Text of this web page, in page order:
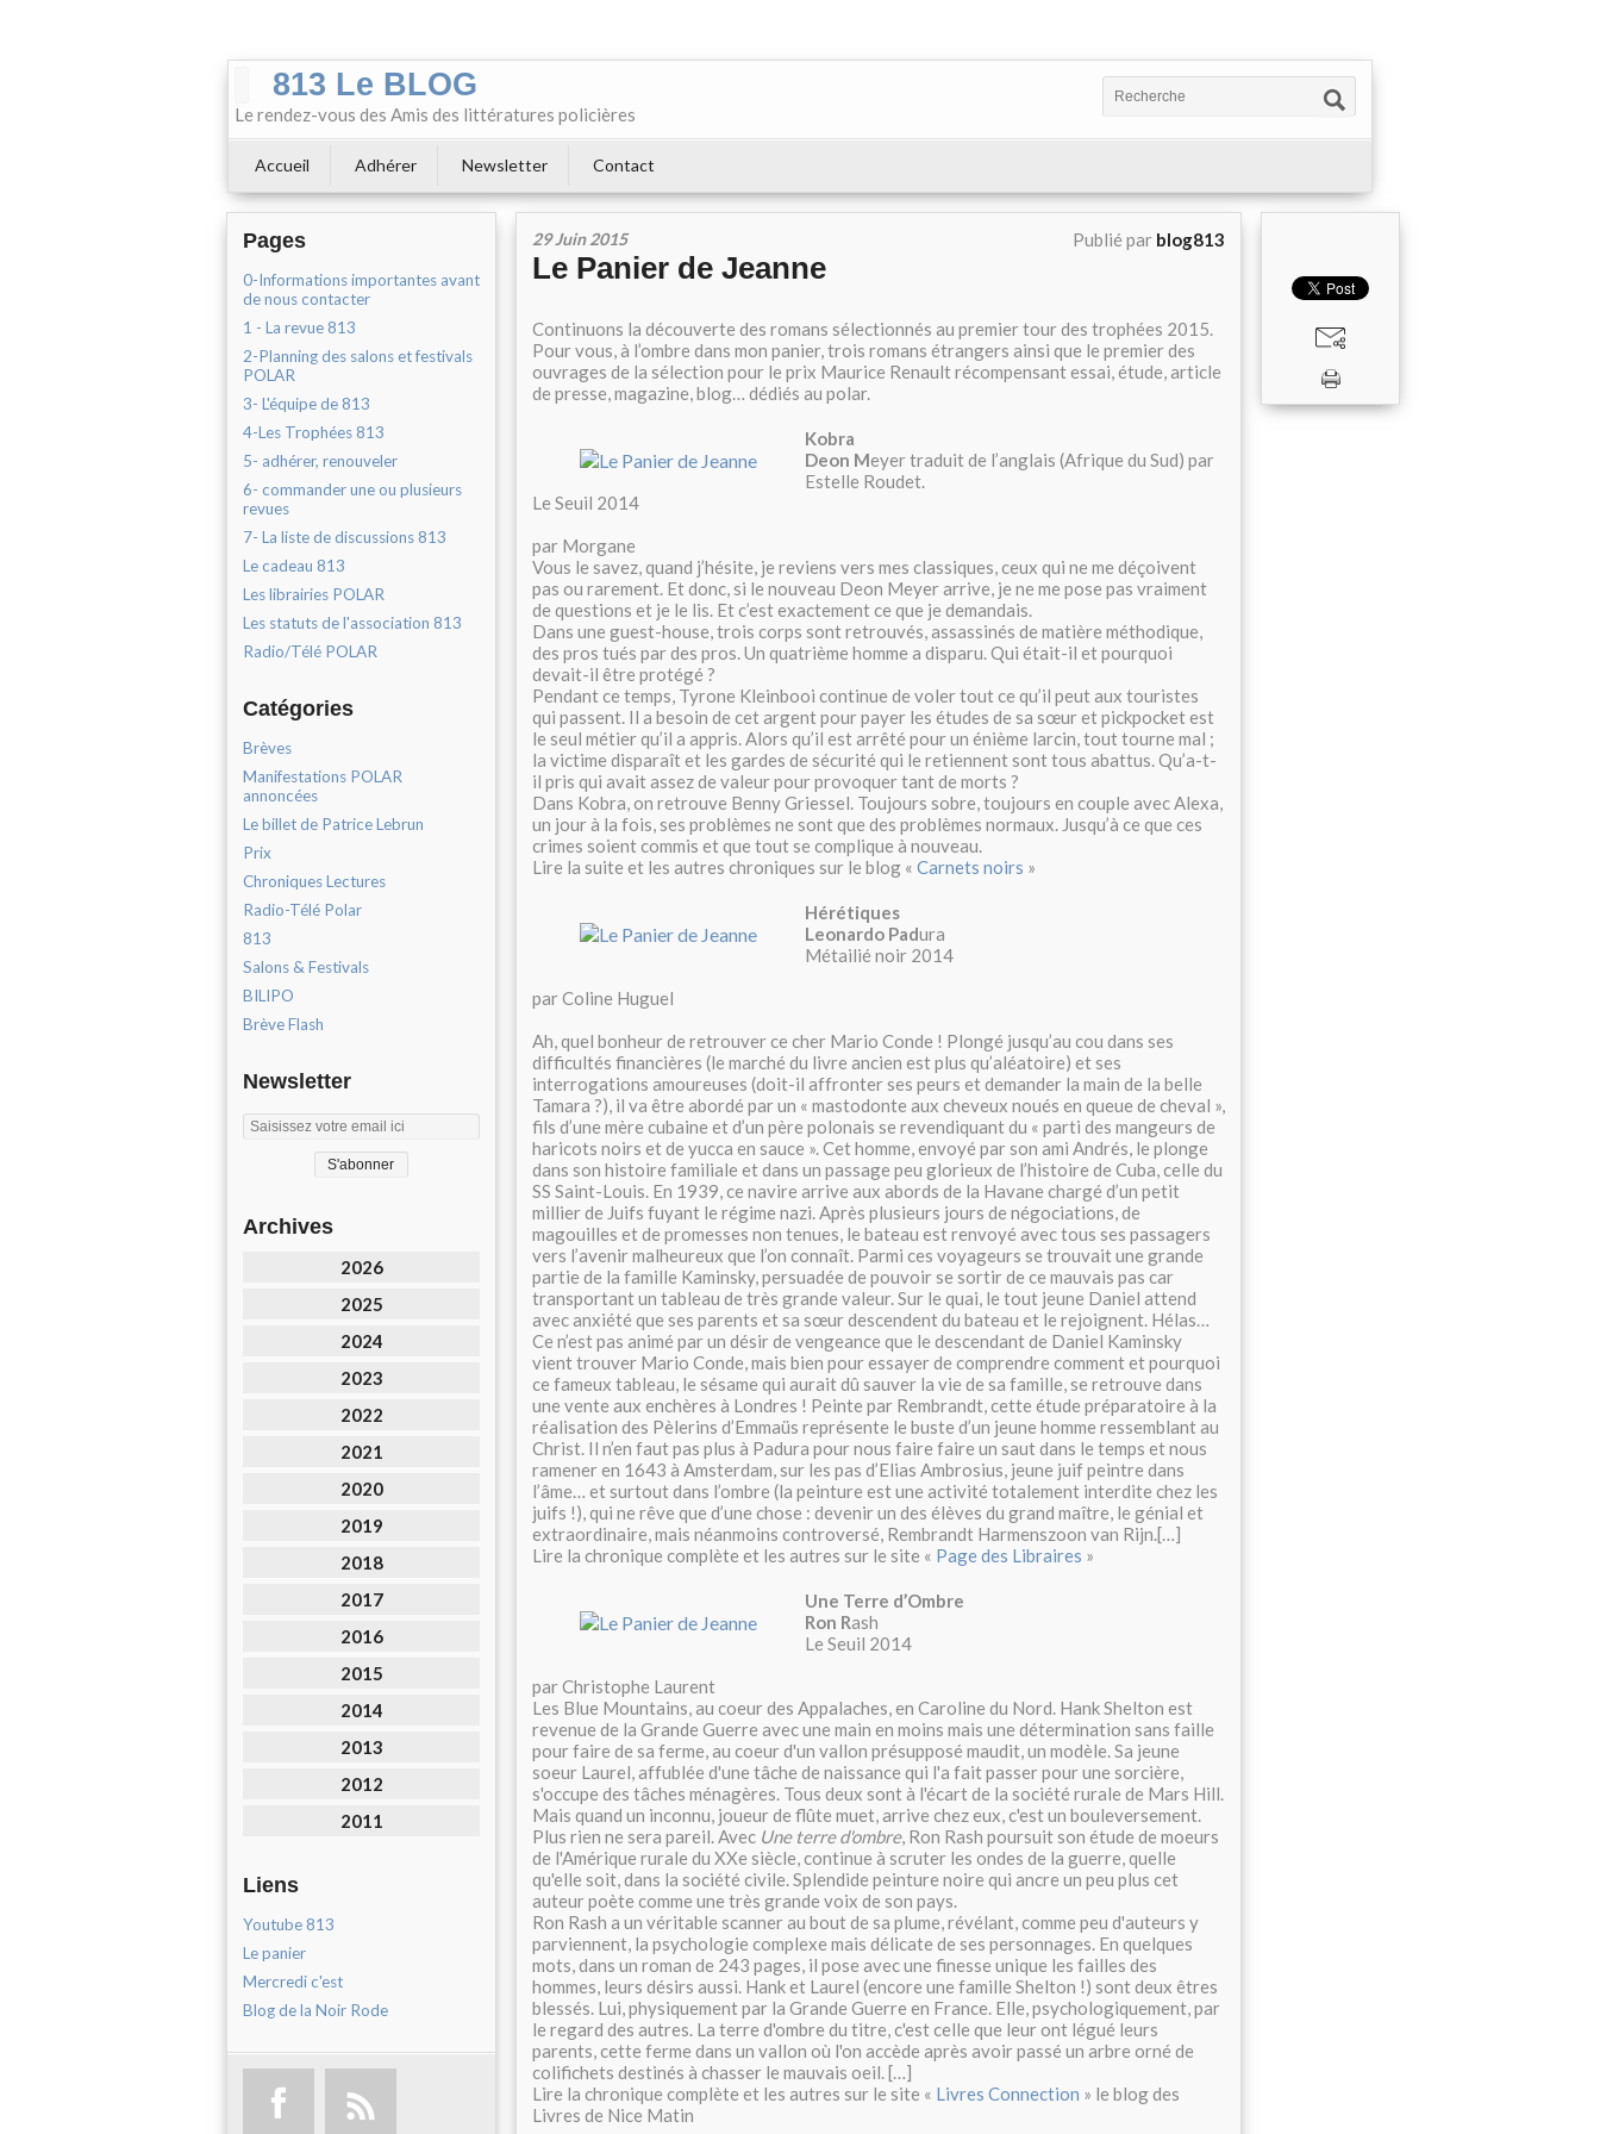
813 Le BLOG
Le rendez-vous des Amis des littératures policières
Accueil Adhérer Newsletter Contact
Pages
0-Informations importantes avant
de nous contacter
1 - La revue 813
2-Planning des salons et festivals
POLAR
3- L'équipe de 813
4-Les Trophées 813
5- adhérer, renouveler
6- commander une ou plusieurs
revues
7- La liste de discussions 813
Le cadeau 813
Les librairies POLAR
Les statuts de l'association 813
Radio/Télé POLAR
Catégories
Brèves
Manifestations POLAR
annoncées
Le billet de Patrice Lebrun
Prix
Chroniques Lectures
Radio-Télé Polar
813
Salons & Festivals
BILIPO
Brève Flash
Newsletter
Archives
2026
2025
2024
2023
2022
2021
2020
2019
2018
2017
2016
2015
2014
2013
2012
2011
Liens
Youtube 813
Le panier
Mercredi c'est
Blog de la Noir Rode
29 Juin 2015 Publié par blog813
Le Panier de Jeanne
Continuons la découverte des romans sélectionnés au premier tour des trophées 2015.
Pour vous, à l’ombre dans mon panier, trois romans étrangers ainsi que le premier des
ouvrages de la sélection pour le prix Maurice Renault récompensant essai, étude, article
de presse, magazine, blog… dédiés au polar.
Kobra
Deon Meyer traduit de l’anglais (Afrique du Sud) par
Estelle Roudet.
Le Seuil 2014
par Morgane
Vous le savez, quand j’hésite, je reviens vers mes classiques, ceux qui ne me déçoivent
pas ou rarement. Et donc, si le nouveau Deon Meyer arrive, je ne me pose pas vraiment
de questions et je le lis. Et c’est exactement ce que je demandais.
Dans une guest-house, trois corps sont retrouvés, assassinés de matière méthodique,
des pros tués par des pros. Un quatrième homme a disparu. Qui était-il et pourquoi
devait-il être protégé ?
Pendant ce temps, Tyrone Kleinbooi continue de voler tout ce qu’il peut aux touristes
qui passent. Il a besoin de cet argent pour payer les études de sa sœur et pickpocket est
le seul métier qu’il a appris. Alors qu’il est arrêté pour un énième larcin, tout tourne mal ;
la victime disparaît et les gardes de sécurité qui le retiennent sont tous abattus. Qu’a-t-
il pris qui avait assez de valeur pour provoquer tant de morts ?
Dans Kobra, on retrouve Benny Griessel. Toujours sobre, toujours en couple avec Alexa,
un jour à la fois, ses problèmes ne sont que des problèmes normaux. Jusqu’à ce que ces
crimes soient commis et que tout se complique à nouveau.
Lire la suite et les autres chroniques sur le blog « Carnets noirs »
Hérétiques
Leonardo Padura
Métailié noir 2014
par Coline Huguel
Ah, quel bonheur de retrouver ce cher Mario Conde ! Plongé jusqu’au cou dans ses
difficultés financières (le marché du livre ancien est plus qu’aléatoire) et ses
interrogations amoureuses (doit-il affronter ses peurs et demander la main de la belle
Tamara ?), il va être abordé par un « mastodonte aux cheveux noués en queue de cheval »,
fils d’une mère cubaine et d’un père polonais se revendiquant du « parti des mangeurs de
haricots noirs et de yucca en sauce ». Cet homme, envoyé par son ami Andrés, le plonge
dans son histoire familiale et dans un passage peu glorieux de l’histoire de Cuba, celle du
SS Saint-Louis. En 1939, ce navire arrive aux abords de la Havane chargé d’un petit
millier de Juifs fuyant le régime nazi. Après plusieurs jours de négociations, de
magouilles et de promesses non tenues, le bateau est renvoyé avec tous ses passagers
vers l’avenir malheureux que l’on connaît. Parmi ces voyageurs se trouvait une grande
partie de la famille Kaminsky, persuadée de pouvoir se sortir de ce mauvais pas car
transportant un tableau de très grande valeur. Sur le quai, le tout jeune Daniel attend
avec anxiété que ses parents et sa sœur descendent du bateau et le rejoignent. Hélas…
Ce n’est pas animé par un désir de vengeance que le descendant de Daniel Kaminsky
vient trouver Mario Conde, mais bien pour essayer de comprendre comment et pourquoi
ce fameux tableau, le sésame qui aurait dû sauver la vie de sa famille, se retrouve dans
une vente aux enchères à Londres ! Peinte par Rembrandt, cette étude préparatoire à la
réalisation des Pèlerins d’Emmaüs représente le buste d’un jeune homme ressemblant au
Christ. Il n’en faut pas plus à Padura pour nous faire faire un saut dans le temps et nous
ramener en 1643 à Amsterdam, sur les pas d’Elias Ambrosius, jeune juif peintre dans
l’âme… et surtout dans l’ombre (la peinture est une activité totalement interdite chez les
juifs !), qui ne rêve que d’une chose : devenir un des élèves du grand maître, le génial et
extraordinaire, mais néanmoins controversé, Rembrandt Harmenszoon van Rijn.[…]
Lire la chronique complète et les autres sur le site « Page des Libraires »
Une Terre d’Ombre
Ron Rash
Le Seuil 2014
par Christophe Laurent
Les Blue Mountains, au coeur des Appalaches, en Caroline du Nord. Hank Shelton est
revenue de la Grande Guerre avec une main en moins mais une détermination sans faille
pour faire de sa ferme, au coeur d'un vallon présupposé maudit, un modèle. Sa jeune
soeur Laurel, affublée d'une tâche de naissance qui l'a fait passer pour une sorcière,
s'occupe des tâches ménagères. Tous deux sont à l'écart de la société rurale de Mars Hill.
Mais quand un inconnu, joueur de flûte muet, arrive chez eux, c'est un bouleversement.
Plus rien ne sera pareil. Avec Une terre d'ombre, Ron Rash poursuit son étude de moeurs
de l'Amérique rurale du XXe siècle, continue à scruter les ondes de la guerre, quelle
qu'elle soit, dans la société civile. Splendide peinture noire qui ancre un peu plus cet
auteur poète comme une très grande voix de son pays.
Ron Rash a un véritable scanner au bout de sa plume, révélant, comme peu d'auteurs y
parviennent, la psychologie complexe mais délicate de ses personnages. En quelques
mots, dans un roman de 243 pages, il pose avec une finesse unique les failles des
hommes, leurs désirs aussi. Hank et Laurel (encore une famille Shelton !) sont deux êtres
blessés. Lui, physiquement par la Grande Guerre en France. Elle, psychologiquement, par
le regard des autres. La terre d'ombre du titre, c'est celle que leur ont légué leurs
parents, cette ferme dans un vallon où l'on accède après avoir passé un arbre orné de
colifichets destinés à chasser le mauvais oeil. […]
Lire la chronique complète et les autres sur le site « Livres Connection » le blog des
Livres de Nice Matin